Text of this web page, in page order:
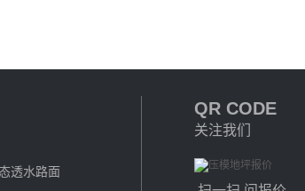
透水路面
QR CODE
关注我们